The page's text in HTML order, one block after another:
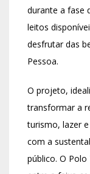
durante a fase
leitos
desfrutar das
Pessoa.
O projeto,
transformar a
turismo, lazer
com a
público. O